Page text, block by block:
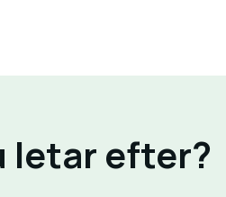
letar efter?